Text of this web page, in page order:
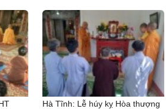
Hà Tĩnh: Lễ húy kỵ Hòa thượng